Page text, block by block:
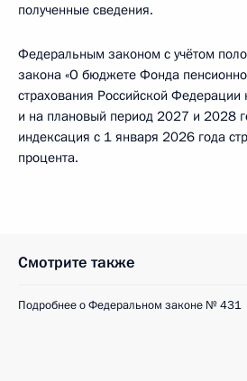
полученные сведения.
Федеральным законом с учётом
закона «О бюджете Фонда
страхования Российской Федерации
и на плановый период 2027 и 2028
индексация с 1 января 2026 года
процента.
Смотрите также
Подробнее о Федеральном законе № 431